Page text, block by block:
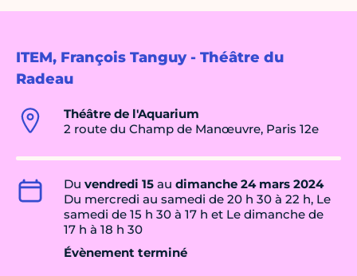
ITEM, François Tanguy - Théâtre du
Radeau
Théâtre de l'Aquarium
2 route du Champ de Manœuvre, Paris 12e
Du vendredi 15 au dimanche 24 mars 2024
Du mercredi au samedi de 20 h 30 à 22 h, Le
samedi de 15 h 30 à 17 h et Le dimanche de
17 h à 18 h 30
Évènement terminé